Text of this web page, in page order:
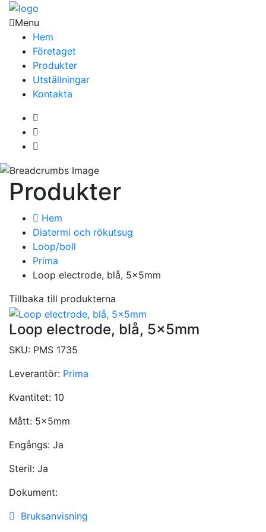
Menu
Hem
Företaget
Produkter
Utställningar
Kontakta
Produkter
Hem
Diatermi och rökutsug
Loop/boll
Prima
Loop electrode, blå, 5x5mm
Tillbaka till produkterna
Loop electrode, blå, 5x5mm
SKU: PMS 1735
Leverantör: Prima
Kvantitet: 10
Mått: 5x5mm
Engångs: Ja
Steril: Ja
Dokument:
Bruksanvisning